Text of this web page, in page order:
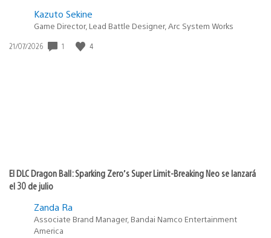
Kazuto Sekine
Game Director, Lead Battle Designer, Arc System Works
Fecha
21/07/2026 1 4
El DLC Dragon Ball: Sparking Zero’s Super Limit-Breaking Neo se lanzará
el 30 de julio
Zanda Ra
Associate Brand Manager, Bandai Namco Entertainment
America